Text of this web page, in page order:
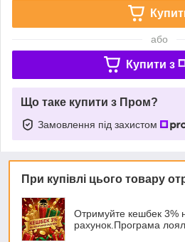
або
Купити з
Що таке купити з Пром?
Замовлення під захистом
При купівлі цього товару
Отримуйте кешбек 3%
рахунок.Програма